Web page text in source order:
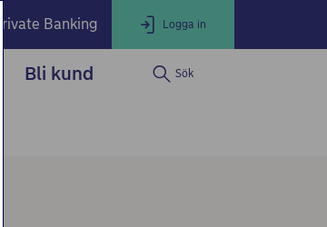
Private Banking Logga in
Bli kund Sök